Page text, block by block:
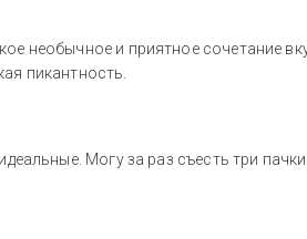
необычное и приятное сочетание
пикантность.
Могу за раз съесть три